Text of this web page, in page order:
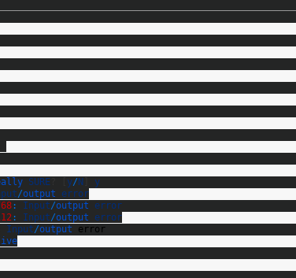
SURE y/ N
y
/output error
: Input/output error
: Input/output error
Input/output error